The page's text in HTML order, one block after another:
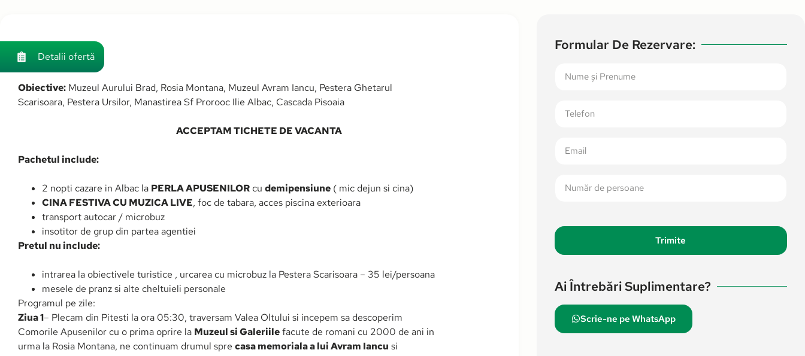
Detalii ofertă
Obiective: Muzeul Aurului Brad, Rosia Montana, Muzeul Avram Iancu, Pestera Ghetarul
Scarisoara, Pestera Ursilor, Manastirea Sf Prorooc Ilie Albac, Cascada Pisoaia
ACCEPTAM TICHETE DE VACANTA
Pachetul include:
2 nopti cazare in Albac la PERLA APUSENILOR cu demipensiune ( mic dejun si cina)
CINA FESTIVA CU MUZICA LIVE, foc de tabara, acces piscina exterioara
transport autocar / microbuz
insotitor de grup din partea agentiei
Pretul nu include:
intrarea la obiectivele turistice , urcarea cu microbuz la Pestera Scarisoara – 35 lei/persoana
mesele de pranz si alte cheltuieli personale
Programul pe zile:
Ziua 1– Plecam din Pitesti la ora 05:30, traversam Valea Oltului si incepem sa descoperim
Comorile Apusenilor cu o prima oprire la Muzeul si Galeriilefacute de romani cu 2000 de ani in
urma la Rosia Montana, ne continuam drumul spre casa memoriala a lui Avram Iancu si
Formular De Rezervare:
Trimite
Ai Întrebări Suplimentare?
Scrie-ne pe WhatsApp